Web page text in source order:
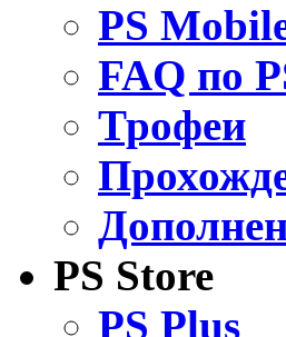
PS
FAQ по
Трофеи
PS Store
PS Plus